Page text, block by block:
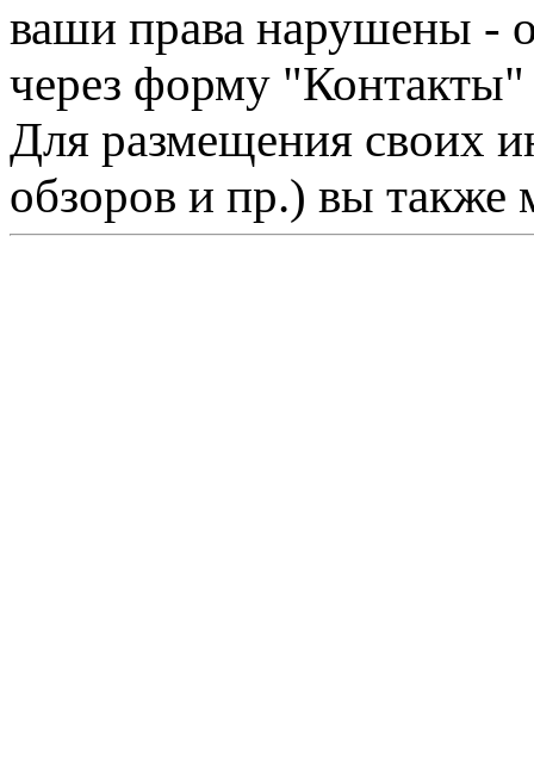
ваши права нарушены -
через форму "Контакты"
Для размещения своих
обзоров и пр.) вы также